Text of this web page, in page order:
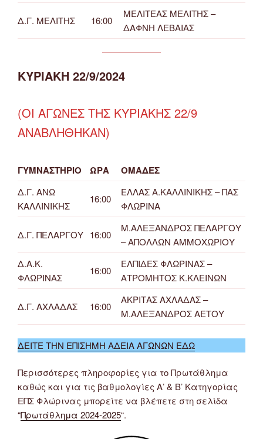
Δ.Γ. ΜΕΛΙΤΗΣ 16:00
ΜΕΛΙΤΕΑΣ ΜΕΛΙΤΗΣ –
ΔΑΦΝΗ ΛΕΒΑΙΑΣ
ΚΥΡΙΑΚΗ 22/9/2024
(ΟΙ ΑΓΩΝΕΣ ΤΗΣ ΚΥΡΙΑΚΗΣ 22/9
ΑΝΑΒΛΗΘΗΚΑΝ)
ΓΥΜΝΑΣΤΗΡΙΟ ΩΡΑ ΟΜΑΔΕΣ
Δ.Γ. ΑΝΩ
ΚΑΛΛΙΝΙΚΗΣ
16:00
ΕΛΛΑΣ Α.ΚΑΛΛΙΝΙΚΗΣ – ΠΑΣ
ΦΛΩΡΙΝΑ
Δ.Γ. ΠΕΛΑΡΓΟΥ 16:00
Μ.ΑΛΕΞΑΝΔΡΟΣ ΠΕΛΑΡΓΟΥ
– ΑΠΟΛΛΩΝ ΑΜΜΟΧΩΡΙΟΥ
Δ.Α.Κ.
ΦΛΩΡΙΝΑΣ
16:00
ΕΛΠΙΔΕΣ ΦΛΩΡΙΝΑΣ –
ΑΤΡΟΜΗΤΟΣ Κ.ΚΛΕΙΝΩΝ
Δ.Γ. ΑΧΛΑΔΑΣ 16:00
ΑΚΡΙΤΑΣ ΑΧΛΑΔΑΣ –
Μ.ΑΛΕΞΑΝΔΡΟΣ ΑΕΤΟΥ
ΔΕΙΤΕ ΤΗΝ ΕΠΙΣΗΜΗ ΑΔΕΙΑ ΑΓΩΝΩΝ ΕΔΩ
Περισσότερες πληροφορίες για το Πρωτάθλημα
καθώς και για τις βαθμολογίες Α’ & Β’ Κατηγορίας
ΕΠΣ Φλώρινας μπορείτε να βλέπετε στη σελίδα
“Πρωτάθλημα 2024-2025“.